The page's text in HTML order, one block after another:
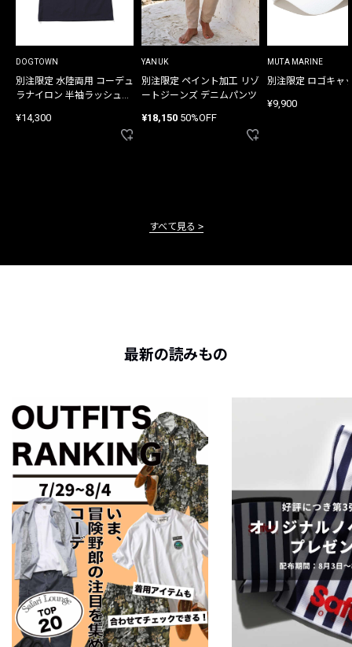
DOGTOWN
別注限定 水陸両用 コーデュ
ラナイロン 半袖ラッシュガ
¥14,300
YANUK
別注限定 ペイント加工 リゾ
ートジーンズ デニムパンツ
¥18,150 50%OFF
MUTA MARINE
別注限定 ロゴキャ
¥9,900
すべて見る
最新の読みもの